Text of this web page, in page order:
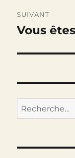
SUIVANT
Publication
Vous
Recherche
pour :